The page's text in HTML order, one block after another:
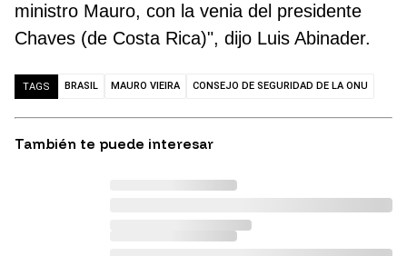
ministro Mauro, con la venia del presidente
Chaves (de Costa Rica)", dijo Luis Abinader.
TAGS BRASIL MAURO VIEIRA CONSEJO DE SEGURIDAD DE LA ONU
También te puede interesar